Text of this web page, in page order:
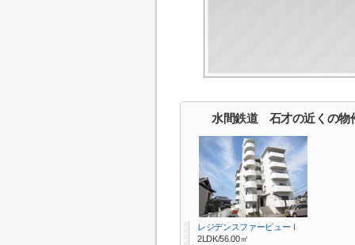
水間鉄道 石才の近くの物
レジデンスファービューⅠ
2LDK/56.00㎡